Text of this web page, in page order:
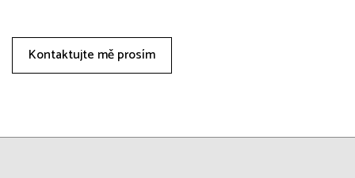
Kontaktujte mě prosím